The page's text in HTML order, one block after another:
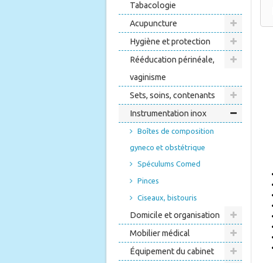
Tabacologie
Acupuncture
Hygiène et protection
Rééducation périnéale,
vaginisme
Sets, soins, contenants
Instrumentation inox
Boîtes de composition
gyneco et obstétrique
Spéculums Comed
Pinces
Ciseaux, bistouris
Domicile et organisation
Mobilier médical
Équipement du cabinet